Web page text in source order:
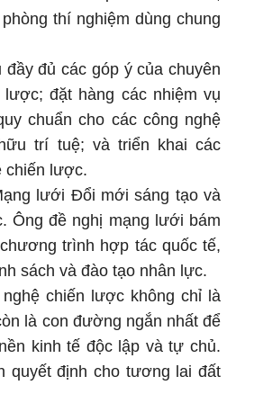
thí nghiệm dùng chung
đủ các góp ý của chuyên
đặt hàng các nhiệm vụ
chuẩn cho các công nghệ
trí tuệ; và triển khai các
chiến lược.
lưới Đổi mới sáng tạo và
Ông đề nghị mạng lưới bám
trình hợp tác quốc tế,
sách và đào tạo nhân lực.
chiến lược không chỉ là
là con đường ngắn nhất để
kinh tế độc lập và tự chủ.
quyết định cho tương lai đất